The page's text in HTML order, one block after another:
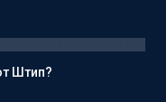
Штип?